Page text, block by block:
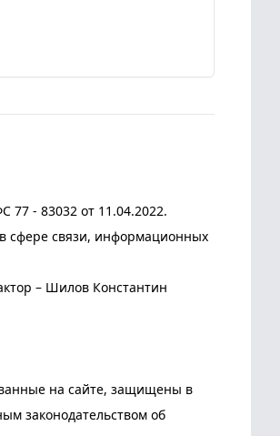
- 83032 от 11.04.2022.
сфере связи, информационных
– Шилов Константин
на сайте, защищены в
законодательством об